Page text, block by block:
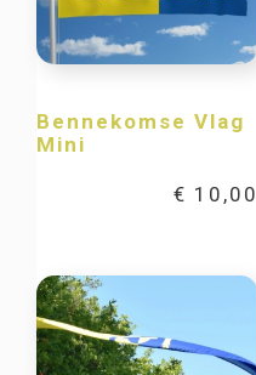
Bennekomse Vlag
Mini
€ 10,00